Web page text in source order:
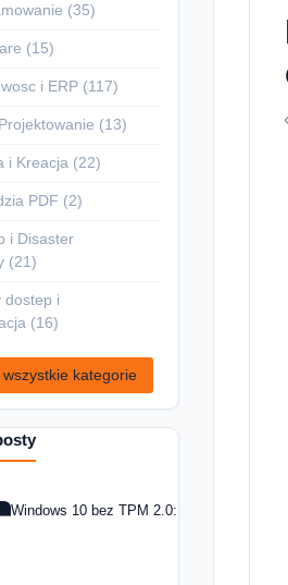
(35)
(15)
i ERP (117)
(13)
i Kreacja (22)
PDF (2)
i Disaster
(21)
dostep i
(16)
kategorie
Windows 10 bez TPM 2.0: co zrobic w 2026?